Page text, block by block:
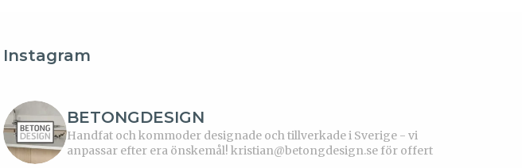
Instagram
BETONGDESIGN
Handfat och kommoder designade och tillverkade i Sverige - vi
anpassar efter era önskemål! kristian@betongdesign.se för offert